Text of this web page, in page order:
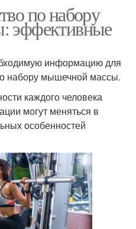
по набору
эффективные
информацию для
набору мышечной массы.
каждого человека
могут меняться в
особенностей